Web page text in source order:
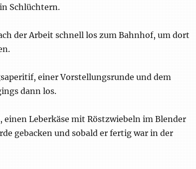
Schlüchtern.
der Arbeit schnell los zum Bahnhof, um dort
einer Vorstellungsrunde und dem
dann los.
einen Leberkäse mit Röstzwiebeln im Blender
gebacken und sobald er fertig war in der